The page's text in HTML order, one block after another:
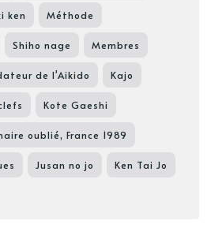
ken Méthode
Shiho nage Membres
de l'Aikido Kajo
Kote Gaeshi
oublié, France 1989
Jusan no jo Ken Tai Jo